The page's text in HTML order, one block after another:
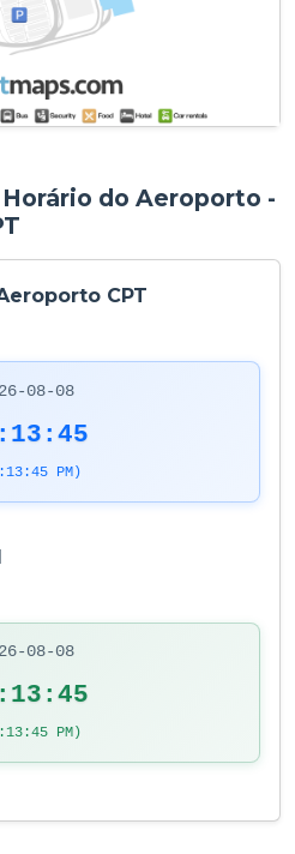
do Aeroporto -
CPT
08-08
PM)
08-08
PM)